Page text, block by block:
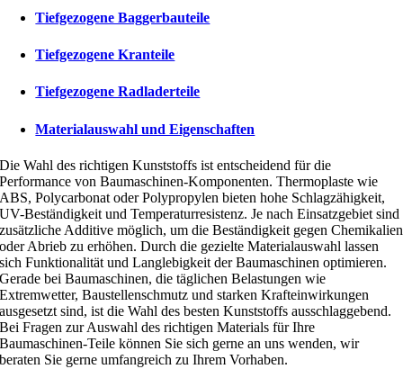
Tiefgezogene Baggerbauteile
Tiefgezogene Kranteile
Tiefgezogene Radladerteile
Materialauswahl und Eigenschaften
Die Wahl des richtigen Kunststoffs ist entscheidend für die
Performance von Baumaschinen-Komponenten. Thermoplaste wie
ABS, Polycarbonat oder Polypropylen bieten hohe Schlagzähigkeit,
UV-Beständigkeit und Temperaturresistenz. Je nach Einsatzgebiet sind
zusätzliche Additive möglich, um die Beständigkeit gegen Chemikalien
oder Abrieb zu erhöhen. Durch die gezielte Materialauswahl lassen
sich Funktionalität und Langlebigkeit der Baumaschinen optimieren.
Gerade bei Baumaschinen, die täglichen Belastungen wie
Extremwetter, Baustellenschmutz und starken Krafteinwirkungen
ausgesetzt sind, ist die Wahl des besten Kunststoffs ausschlaggebend.
Bei Fragen zur Auswahl des richtigen Materials für Ihre
Baumaschinen-Teile können Sie sich gerne an uns wenden, wir
beraten Sie gerne umfangreich zu Ihrem Vorhaben.